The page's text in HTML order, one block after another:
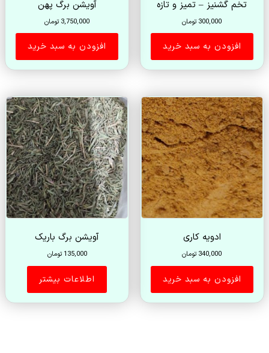
تخم گشنیز – تمیز و تازه
300,000 تومان
افزودن به سبد خرید
آویشن برگ پهن
3,750,000 تومان
افزودن به سبد خرید
ادویه کاری
340,000 تومان
افزودن به سبد خرید
آویشن برگ باریک
135,000 تومان
اطلاعات بیشتر